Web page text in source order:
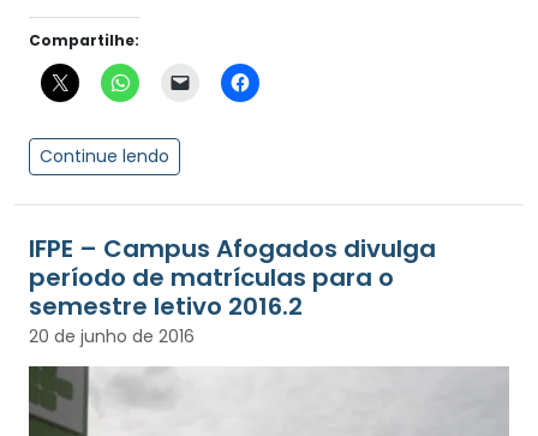
Compartilhe:
Continue lendo
IFPE – Campus Afogados divulga
período de matrículas para o
semestre letivo 2016.2
20 de junho de 2016